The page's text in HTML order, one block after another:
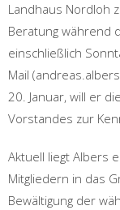
Landhaus Nordloh
Beratung während
einschließlich
Mail
20. Januar, will er
Vorstandes zur
Aktuell liegt Albers
Mitgliedern in das
Bewältigung der